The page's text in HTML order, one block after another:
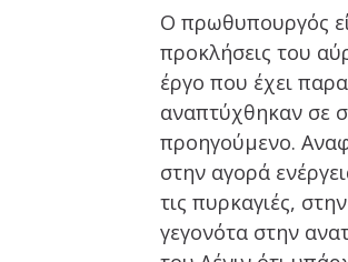
Ο πρωθυπουργός
προκλήσεις του
έργο που έχει
αναπτύχθηκαν σε
προηγούμενο.
στην αγορά
τις πυρκαγιές,
γεγονότα στην